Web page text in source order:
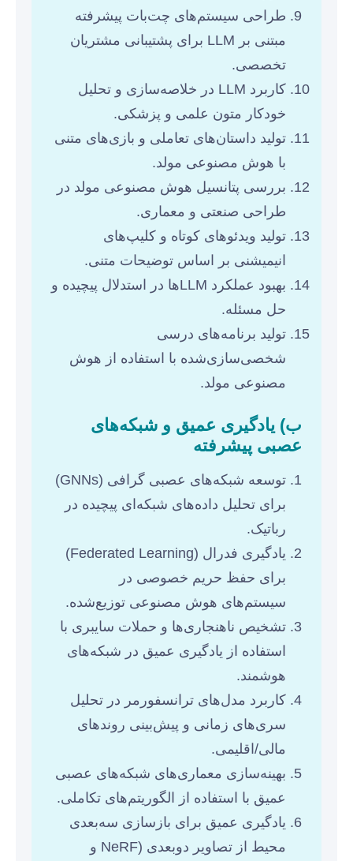
طراحی سیستم‌های چت‌بات پیشرفته
مبتنی بر LLM برای پشتیبانی مشتریان
تخصصی.
کاربرد LLM در خلاصه‌سازی و تحلیل
خودکار متون علمی و پزشکی.
تولید داستان‌های تعاملی و بازی‌های متنی
با هوش مصنوعی مولد.
بررسی پتانسیل هوش مصنوعی مولد در
طراحی صنعتی و معماری.
تولید ویدئوهای کوتاه و کلیپ‌های
انیمیشنی بر اساس توضیحات متنی.
بهبود عملکرد LLMها در استدلال پیچیده و
حل مسئله.
تولید برنامه‌های درسی
شخصی‌سازی‌شده با استفاده از هوش
مصنوعی مولد.
ب) یادگیری عمیق و شبکه‌های
عصبی پیشرفته
توسعه شبکه‌های عصبی گرافی (GNNs)
برای تحلیل داده‌های شبکه‌ای پیچیده در
رباتیک.
یادگیری فدرال (Federated Learning)
برای حفظ حریم خصوصی در
سیستم‌های هوش مصنوعی توزیع‌شده.
تشخیص ناهنجاری‌ها و حملات سایبری با
استفاده از یادگیری عمیق در شبکه‌های
هوشمند.
کاربرد مدل‌های ترانسفورمر در تحلیل
سری‌های زمانی و پیش‌بینی روندهای
مالی/اقلیمی.
بهینه‌سازی معماری‌های شبکه‌های عصبی
عمیق با استفاده از الگوریتم‌های تکاملی.
یادگیری عمیق برای بازسازی سه‌بعدی
محیط از تصاویر دوبعدی (NeRF و